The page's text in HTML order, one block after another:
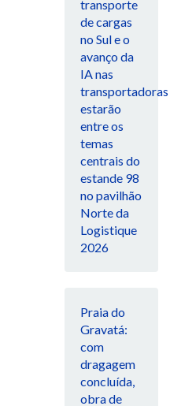
transporte
de cargas
no Sul e o
avanço da
IA nas
transportadoras
estarão
entre os
temas
centrais do
estande 98
no pavilhão
Norte da
Logistique
2026
Praia do
Gravatá:
com
dragagem
concluída,
obra de